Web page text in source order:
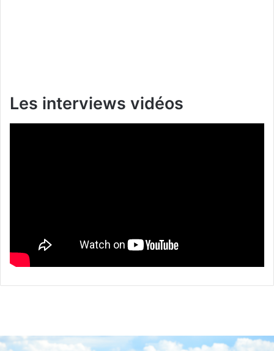
Les interviews vidéos